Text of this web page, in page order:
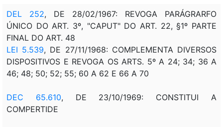
DEL 252, DE 28/02/1967: REVOGA PARÁGRARFO
ÚNICO DO ART. 3º, "CAPUT" DO ART. 22, §1º PARTE
FINAL DO ART. 48
LEI 5.539, DE 27/11/1968: COMPLEMENTA DIVERSOS
DISPOSITIVOS E REVOGA OS ARTS. 5º A 24; 34; 36 A
46; 48; 50; 52; 55; 60 A 62 E 66 A 70
DEC 65.610, DE 23/10/1969: CONSTITUI A
COMPERTIDE